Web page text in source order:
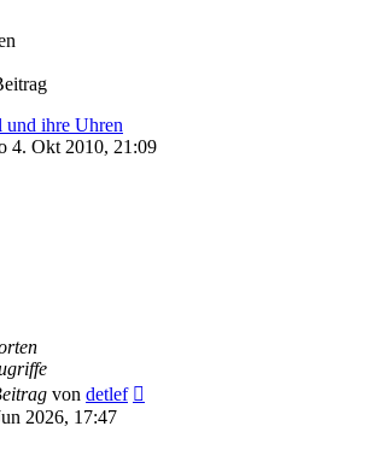
und ihre Uhren
4. Okt 2010, 21:09
von detlef
2026, 17:47